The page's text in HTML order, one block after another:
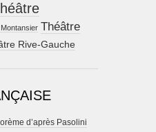
Théâtre
Rive-Gauche
d’après Pasolini